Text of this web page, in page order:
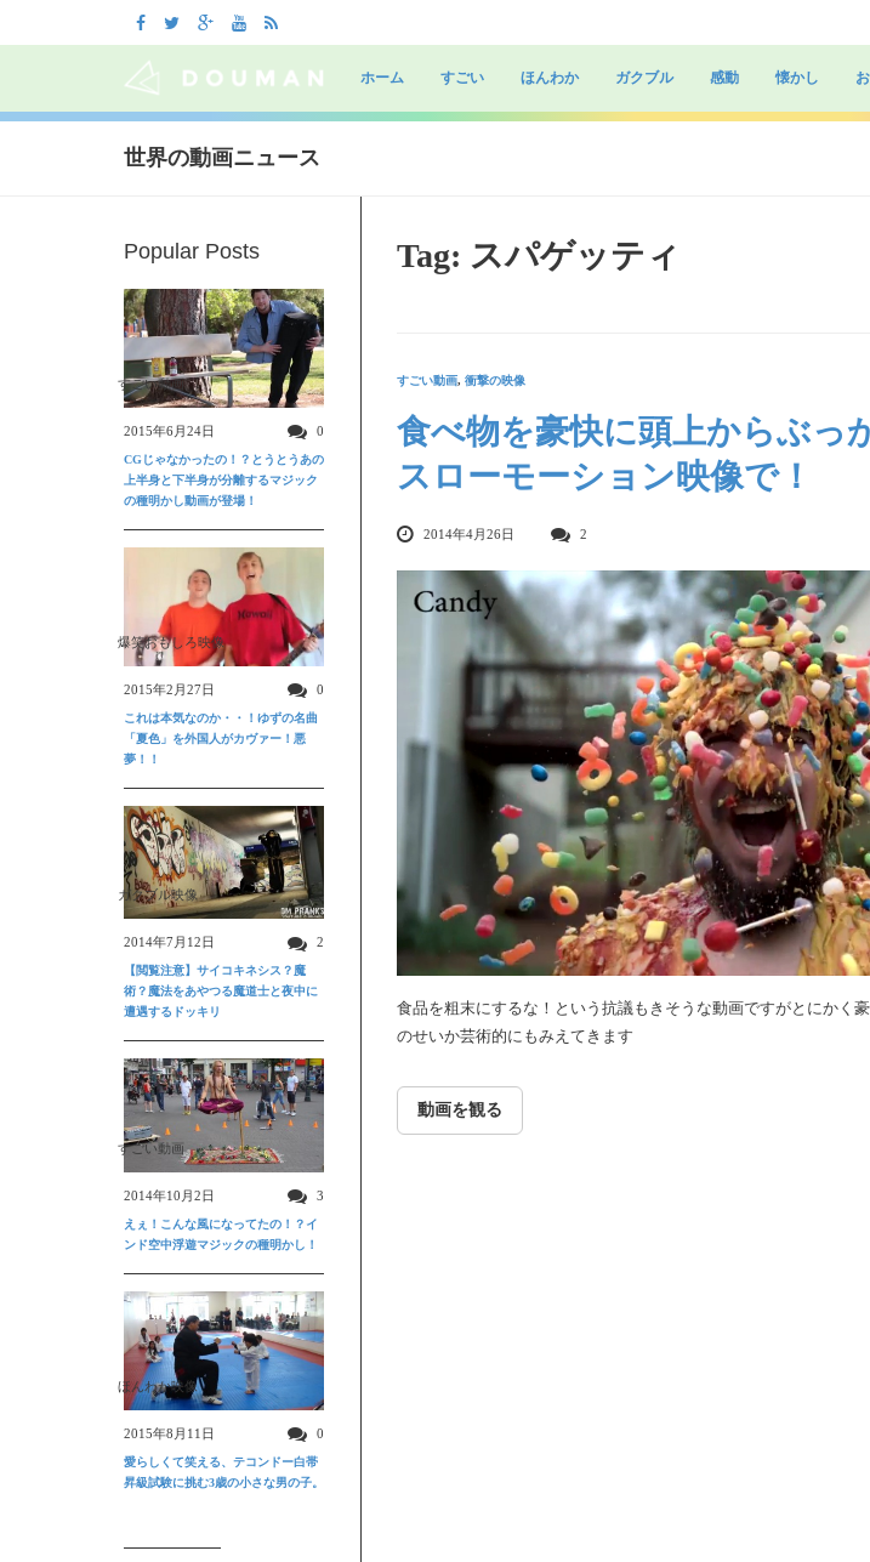
to
ホーム すごい ほんわか ガクブル 感動 懐かし
世界の動画ニュース
Tag: スパゲッティ
すごい動画, 衝撃の映像
食べ物を豪快に頭上からぶっ
スローモーション映像で！
2014年4月26日 2
食品を粗末にするな！という抗議もきそうな動画ですがとにかく
のせいか芸術的にもみえてきます
動画を観る
Popular Posts
すごい動画
2015年6月24日 0
CGじゃなかったの！？とうとうあの
上半身と下半身が分離するマジック
の種明かし動画が登場！
爆笑おもしろ映像
2015年2月27日 0
これは本気なのか・・！ゆずの名曲
「夏色」を外国人がカヴァー！悪
夢！！
ガクブル映像
2014年7月12日 2
【閲覧注意】サイコキネシス？魔
術？魔法をあやつる魔道士と夜中に
遭遇するドッキリ
すごい動画
2014年10月2日 3
えぇ！こんな風になってたの！？イ
ンド空中浮遊マジックの種明かし！
ほんわか映像
2015年8月11日 0
愛らしくて笑える、テコンドー白帯
昇級試験に挑む3歳の小さな男の子。